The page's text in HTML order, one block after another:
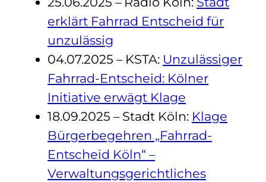
erklärt Fahrrad Entscheid für
unzulässig
04.07.2025 – KSTA: Unzulässiger
Fahrrad-Entscheid: Kölner
Initiative erwägt Klage
18.09.2025 – Stadt Köln: Klage
Bürgerbegehren „Fahrrad-
Entscheid Köln“ –
Verwaltungsgerichtliches